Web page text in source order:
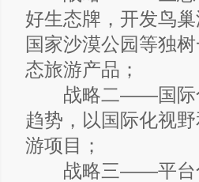
好生态牌，开发鸟
国家沙漠公园等独
态旅游产品；
战略二——国际化
趋势，以国际化视
游项目；
战略三——平台化